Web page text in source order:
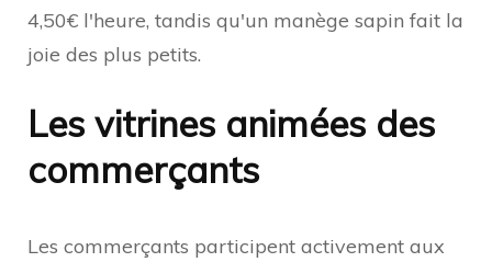
4,50€ l'heure, tandis qu'un manège sapin fait la
joie des plus petits.
Les vitrines animées des
commerçants
Les commerçants participent activement aux